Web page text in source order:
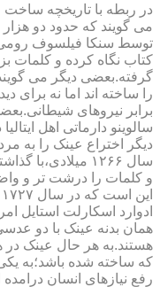
در ربطه با تاریخچه
می گویند که حدود دو
توسط سنکا فیلسوف رومی
کتاب نگاه کرده و
گرفته.بعضی دیگر می
را ساخته اند اما نه برای
برابر نیروهای
دیگر اختراع عینک را به
سال ۱۲۶۶
و کلمات را درشت تر و
ادوارد اسکارلت استایل
همان بدنه عینک با دو
هستند.به هر حال عینک
که ساخته شده باشد؛به
رفع نیازهای انسان